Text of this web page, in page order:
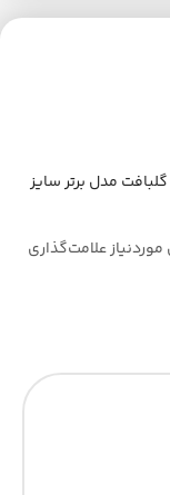
مدل برتر سایز
علامت‌گذاری